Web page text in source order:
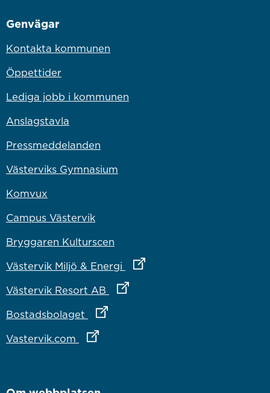
Genvägar
Kontakta kommunen
Öppettider
Lediga jobb i kommunen
Anslagstavla
Pressmeddelanden
Västerviks Gymnasium
Komvux
Campus Västervik
Bryggaren Kulturscen
Västervik Miljö & Energi
Länk till annan webbplats
Västervik Resort AB Länk till annan webbplats
Bostadsbolaget Länk till annan webbplats
Vastervik.com Länk till annan webbplats